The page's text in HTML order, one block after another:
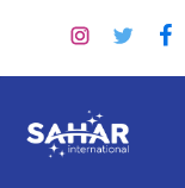
راسلنا تابعنا تابعنا